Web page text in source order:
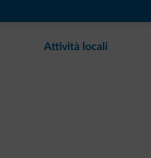
Attività locali